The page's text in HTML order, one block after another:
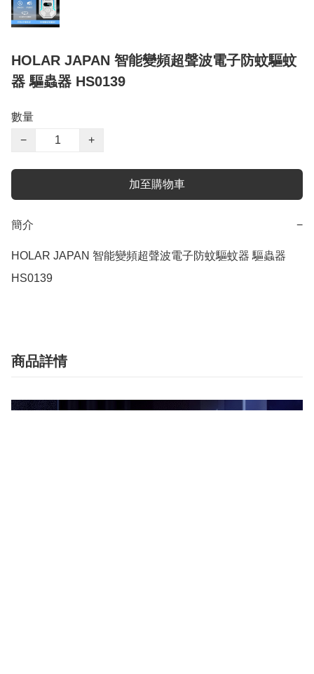
HOLAR JAPAN 智能變頻超聲波電子防蚊驅蚊
器 驅蟲器 HS0139
數量
−
+
加至購物車
簡介 −
HOLAR JAPAN 智能變頻超聲波電子防蚊驅蚊器 驅蟲器
HS0139
商品詳情